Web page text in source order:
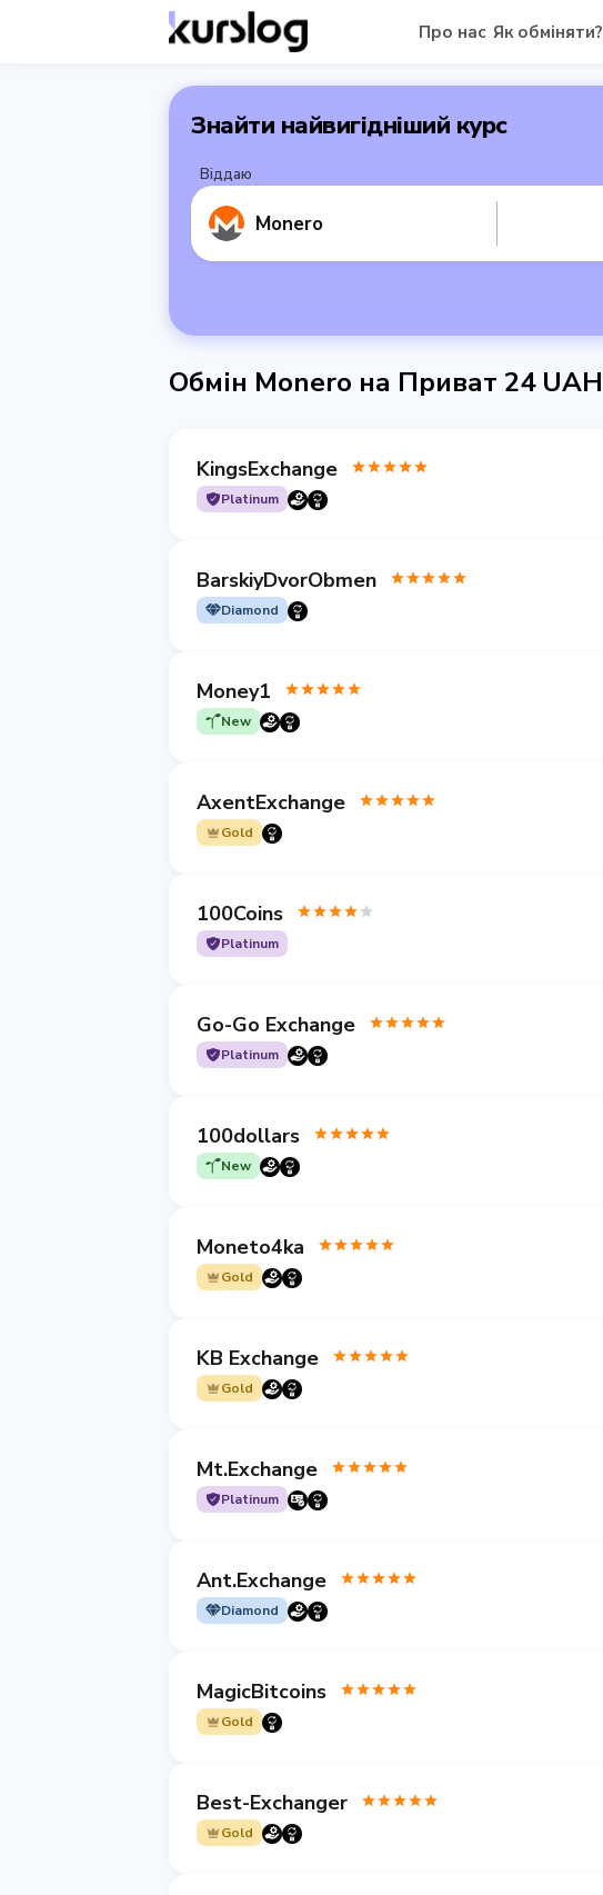
Про нас Як обміняти?
Знайти найвигідніший курс
Віддаю
Monero
Обмін Monero на Приват 24 UAH
KingsExchange
Platinum
BarskiyDvorObmen
Diamond
Money1
New
AxentExchange
Gold
100Coins
Platinum
Go-Go Exchange
Platinum
100dollars
New
Moneto4ka
Gold
KB Exchange
Gold
Mt.Exchange
Platinum
Ant.Exchange
Diamond
MagicBitcoins
Gold
Best-Exchanger
Gold